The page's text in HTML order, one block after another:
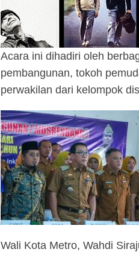
Acara ini dihadiri oleh
pembangunan, tokoh
perwakilan dari kelompok
Wali Kota Metro, Wahdi